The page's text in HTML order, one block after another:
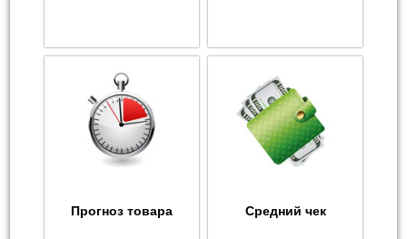
Прогноз товара Средний чек